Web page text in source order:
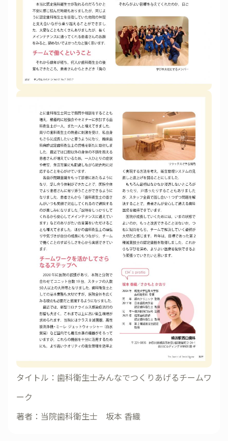
タイトル：歯科衛生士みんなでつくりあげるチームワ
ーク
著者：当院歯科衛生士 坂本 香織